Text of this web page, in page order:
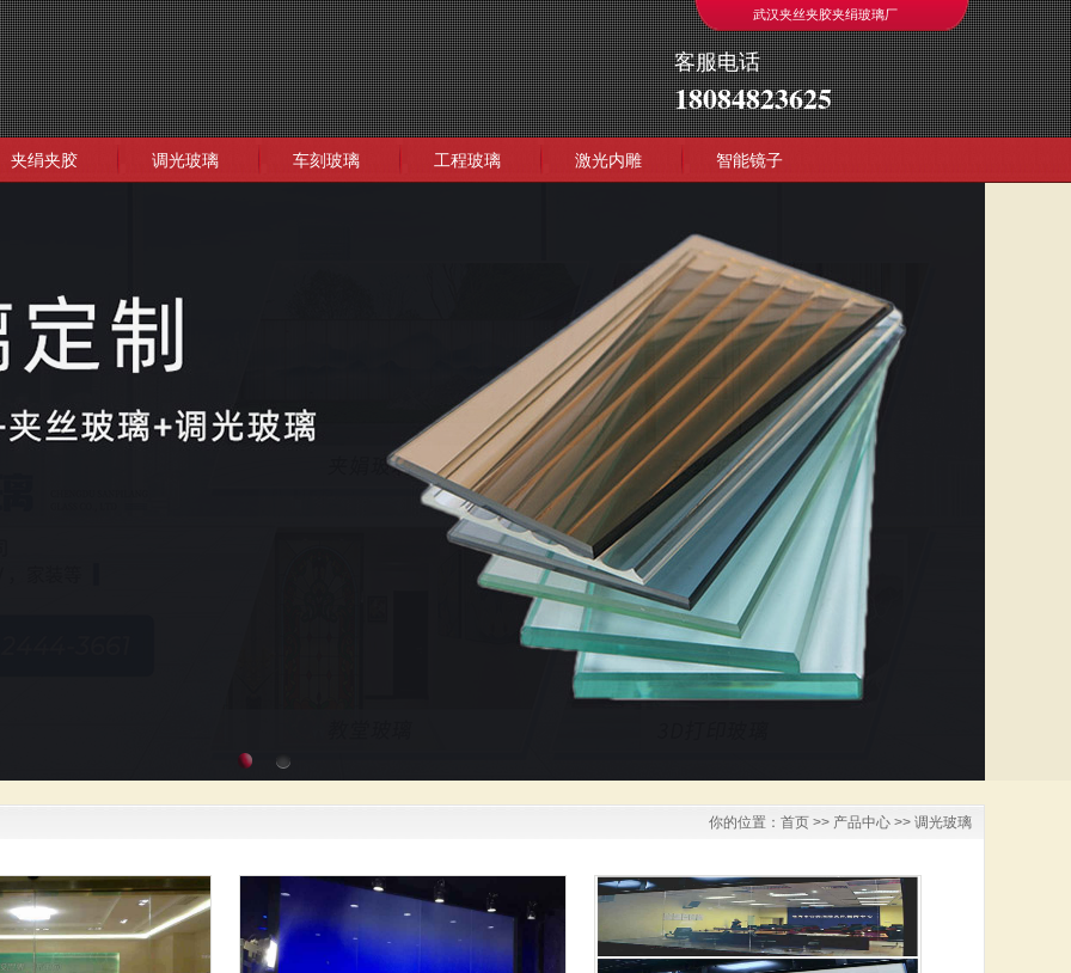
武汉夹丝夹胶夹绢玻璃厂
客服电话
18084823625
夹绢夹胶 调光玻璃 车刻玻璃 工程玻璃 激光内雕 智能镜子
你的位置： 首页 >> 产品中心 >> 调光玻璃